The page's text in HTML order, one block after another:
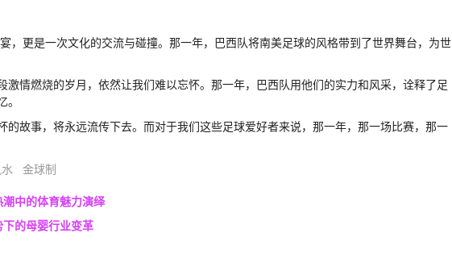
，更是一次文化的交流与碰撞。那一年，巴西队将南美足球的风格带到了世界舞台，为世
激情燃烧的岁月，依然让我们难以忘怀。那一年，巴西队用他们的实力和风采，诠释了足
的故事，将永远流传下去。而对于我们这些足球爱好者来说，那一年，那一场比赛，那一
金球制
中的体育魅力演绎
的母婴行业变革